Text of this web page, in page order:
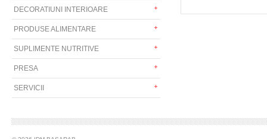
DECORATIUNI INTERIOARE
PRODUSE ALIMENTARE
SUPLIMENTE NUTRITIVE
PRESA
SERVICII